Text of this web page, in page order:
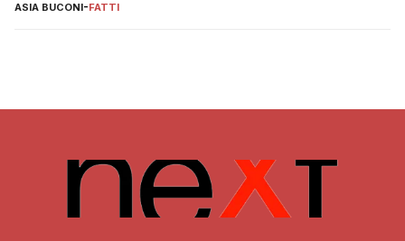
ASIA BUCONI-FATTI